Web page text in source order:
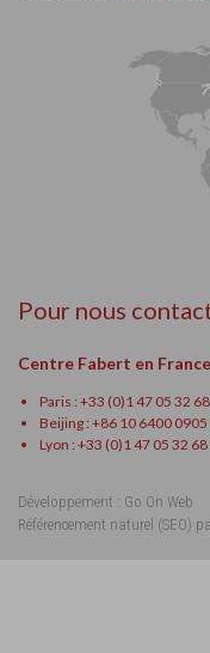
Pour nous
Centre Fabert en
Paris : +33 (0)1 47 05 32 68
Beijing : +86 10 6400 0905
Lyon : +33 (0)1 47 05 32 68
Développement : Go On Web
Référencement naturel (SEO)